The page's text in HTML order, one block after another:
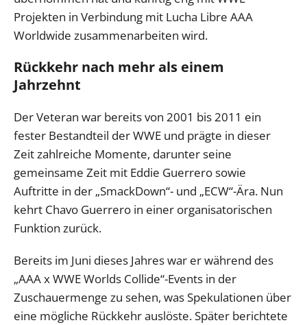
Projekten in Verbindung mit Lucha Libre AAA
Worldwide zusammenarbeiten wird.
Rückkehr nach mehr als einem
Jahrzehnt
Der Veteran war bereits von 2001 bis 2011 ein
fester Bestandteil der WWE und prägte in dieser
Zeit zahlreiche Momente, darunter seine
gemeinsame Zeit mit Eddie Guerrero sowie
Auftritte in der „SmackDown“- und „ECW“-Ära. Nun
kehrt Chavo Guerrero in einer organisatorischen
Funktion zurück.
Bereits im Juni dieses Jahres war er während des
„AAA x WWE Worlds Collide“-Events in der
Zuschauermenge zu sehen, was Spekulationen über
eine mögliche Rückkehr auslöste. Später berichtete